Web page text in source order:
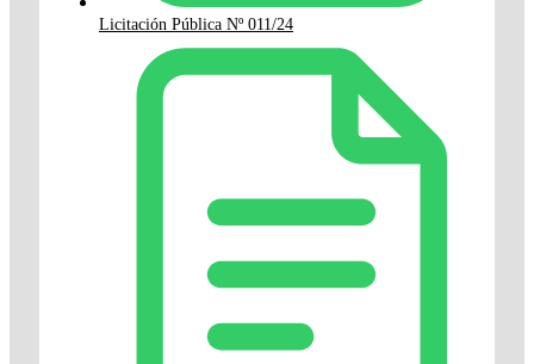
Licitación Pública Nº 011/24